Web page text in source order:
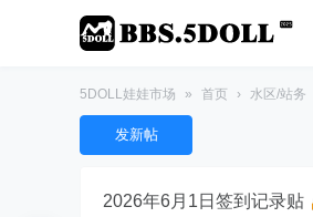
5DOLL娃娃市场 » 首页 › 水区/站务
发新帖
2026年6月1日签到记录贴